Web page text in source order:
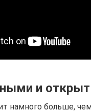
и
намного больше,